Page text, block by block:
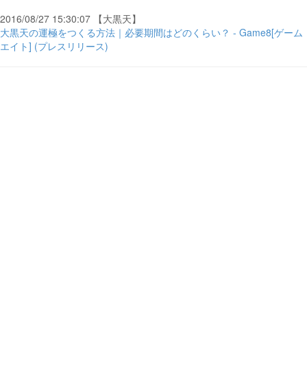
2016/08/27 15:30:07 【大黒天】
大黒天の運極をつくる方法｜必要期間はどのくらい？ - Game8[ゲーム
エイト] (プレスリリース)